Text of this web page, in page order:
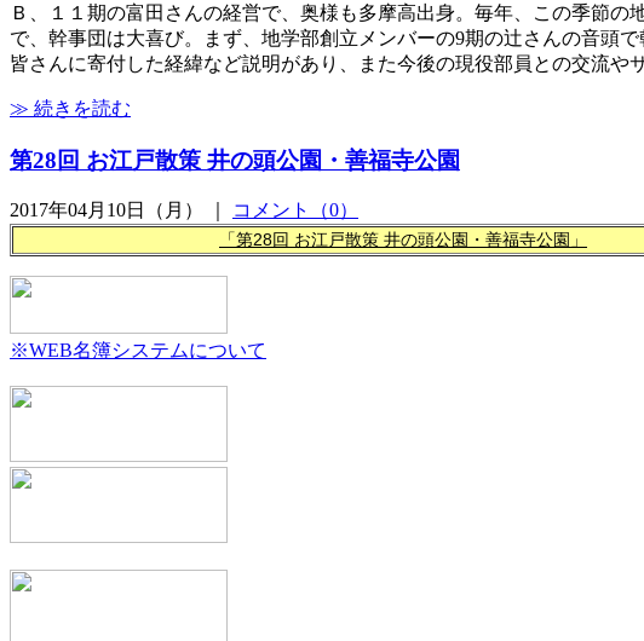
Ｂ、１１期の富田さんの経営で、奥様も多摩高出身。毎年、この季節
で、幹事団は大喜び。まず、地学部創立メンバーの9期の辻さんの音頭
皆さんに寄付した経緯など説明があり、また今後の現役部員との交流や
≫ 続きを読む
第28回 お江戸散策 井の頭公園・善福寺公園
2017年04月10日（月） ｜ コメント（0）
「第28回 お江戸散策 井の頭公園・善福寺公園」
※WEB名簿システムについて